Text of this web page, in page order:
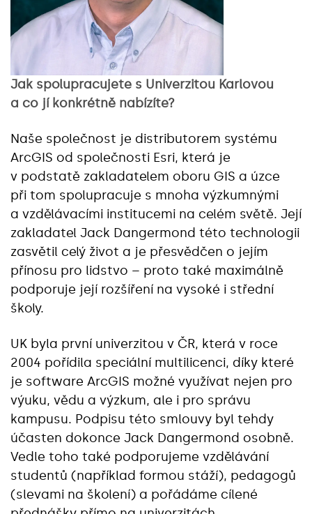
Jak spolupracujete s Univerzitou Karlovou
a co jí konkrétně nabízíte?
Naše společnost je distributorem systému
ArcGIS od společnosti Esri, která je
v podstatě zakladatelem oboru GIS a úzce
při tom spolupracuje s mnoha výzkumnými
a vzdělávacími institucemi na celém světě. Její
zakladatel Jack Dangermond této technologii
zasvětil celý život a je přesvědčen o jejím
přínosu pro lidstvo – proto také maximálně
podporuje její rozšíření na vysoké i střední
školy.
UK byla první univerzitou v ČR, která v roce
2004 pořídila speciální multilicenci, díky které
je software ArcGIS možné využívat nejen pro
výuku, vědu a výzkum, ale i pro správu
kampusu. Podpisu této smlouvy byl tehdy
účasten dokonce Jack Dangermond osobně.
Vedle toho také podporujeme vzdělávání
studentů (například formou stáží), pedagogů
(slevami na školení) a pořádáme cílené